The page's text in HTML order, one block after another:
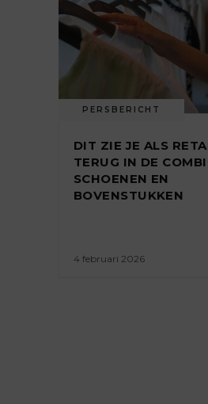
PERSBERICHT
DIT ZIE JE ALS
TERUG IN DE
SCHOENEN EN
BOVENSTUKKEN
4 februari 2026